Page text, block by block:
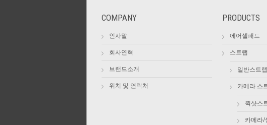
COMPANY
인사말
회사연혁
브랜드소개
위치 및 연락처
PRODUCTS
에어셀패드
스트랩
일반스트
카메라 스
퀵샷스
카메라/